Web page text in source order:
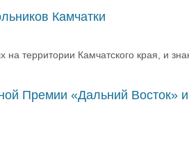
Камчатки
территории Камчатского края, и
Премии «Дальний Восток»